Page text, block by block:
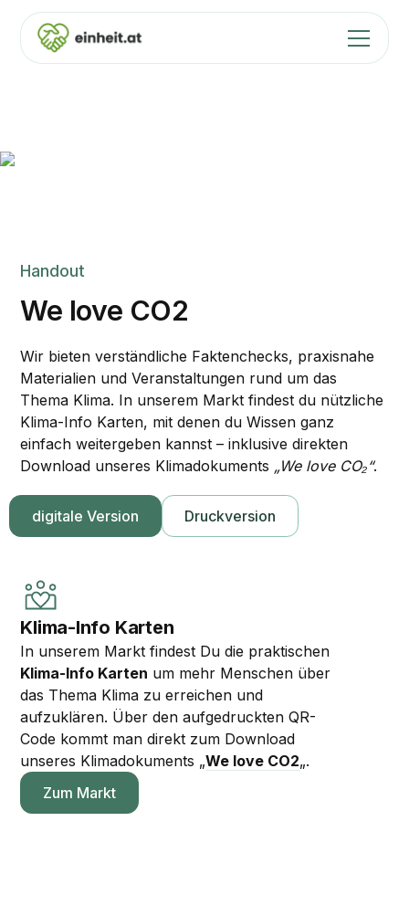
Handout
We love CO2
Wir bieten verständliche Faktenchecks, praxisnahe
Materialien und Veranstaltungen rund um das
Thema Klima. In unserem Markt findest du nützliche
Klima-Info Karten, mit denen du Wissen ganz
einfach weitergeben kannst – inklusive direkten
Download unseres Klimadokuments „We love CO₂“.
digitale Version Druckversion
Klima-Info Karten
In unserem Markt findest Du die praktischen
Klima-Info Karten um mehr Menschen über
das Thema Klima zu erreichen und
aufzuklären. Über den aufgedruckten QR-
Code kommt man direkt zum Download
unseres Klimadokuments „We love CO2„.
Zum Markt